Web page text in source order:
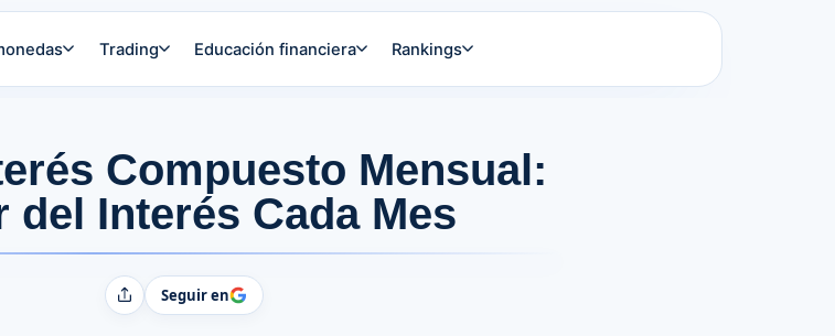
Trading Educación financiera Rankings
Compuesto Mensual:
del Interés Cada Mes
CompartirSeguir en